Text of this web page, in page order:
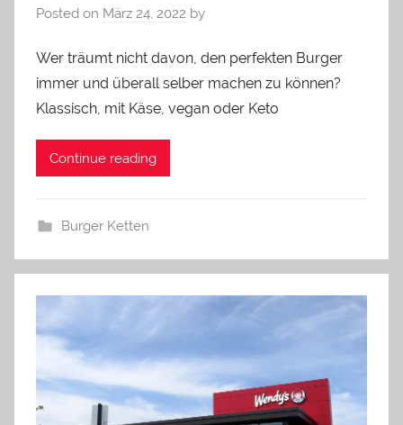
Posted on März 24, 2022 by
Wer träumt nicht davon, den perfekten Burger
immer und überall selber machen zu können?
Klassisch, mit Käse, vegan oder Keto
Continue reading
Burger Ketten